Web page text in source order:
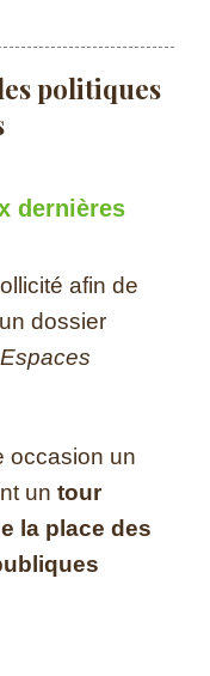
politiques
dernières
afin de
dossier
Espaces
occasion un
un tour
la place des